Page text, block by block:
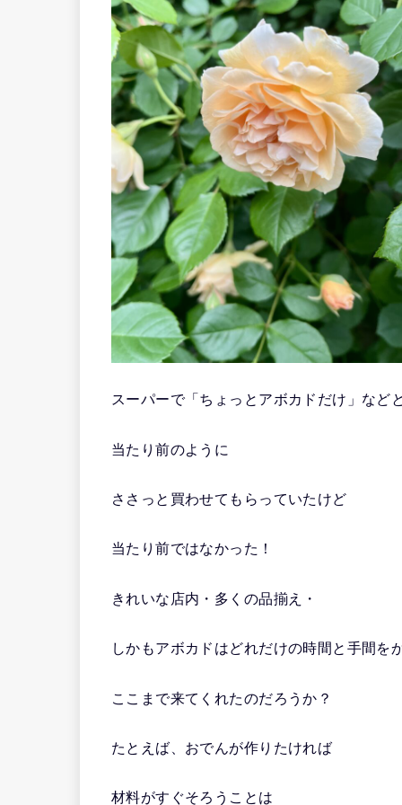
スーパーで「ちょっとアボカドだけ」など
当たり前のように
ささっと買わせてもらっていたけど
当たり前ではなかった！
きれいな店内・多くの品揃え・
しかもアボカドはどれだけの時間と手間を
ここまで来てくれたのだろうか？
たとえば、おでんが作りたければ
材料がすぐそろうことは